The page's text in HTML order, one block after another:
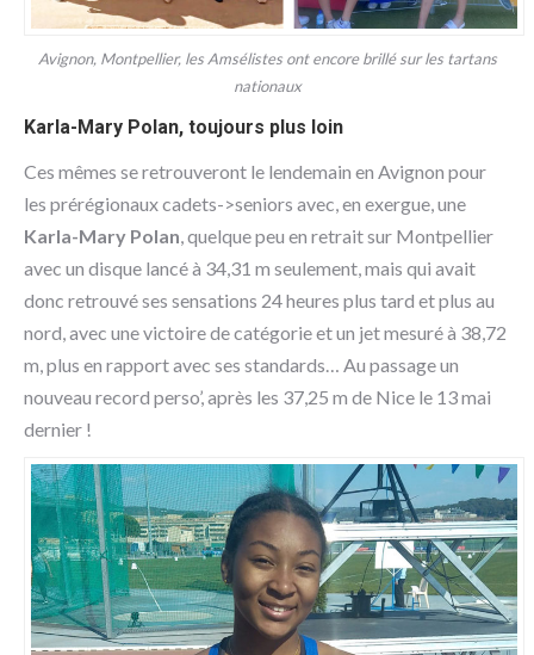
Avignon, Montpellier, les Amsélistes ont encore brillé sur les tartans
nationaux
Karla-Mary Polan, toujours plus loin
Ces mêmes se retrouveront le lendemain en Avignon pour
les prérégionaux cadets->seniors avec, en exergue, une
Karla-Mary Polan , quelque peu en retrait sur Montpellier
avec un disque lancé à 34,31 m seulement, mais qui avait
donc retrouvé ses sensations 24 heures plus tard et plus au
nord, avec une victoire de catégorie et un jet mesuré à 38,72
m, plus en rapport avec ses standards… Au passage un
nouveau record perso’, après les 37,25 m de Nice le 13 mai
dernier !